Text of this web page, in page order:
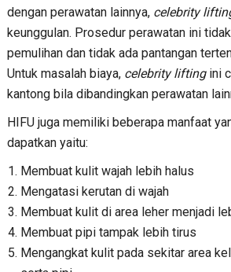
dengan perawatan lainnya, celebrity
keunggulan. Prosedur perawatan ini
pemulihan dan tidak ada pantangan
Untuk masalah biaya, celebrity lifting ini
kantong bila dibandingkan perawatan
HIFU juga memiliki beberapa manfaat
dapatkan yaitu:
Membuat kulit wajah lebih halus
Mengatasi kerutan di wajah
Membuat kulit di area leher menjadi
Membuat pipi tampak lebih tirus
Mengangkat kulit pada sekitar area